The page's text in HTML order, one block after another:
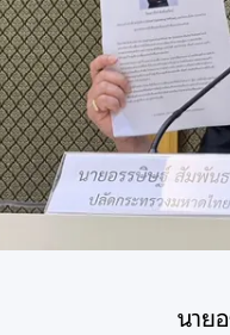
นาย